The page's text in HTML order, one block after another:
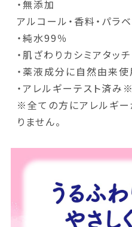
・無添加
アルコール・香料・パラ
・純水99％
・肌ざわりカシミアタッチ
・薬液成分に自然由来使
・アレルギーテスト済み※
※全ての方にアレルギ
りません。